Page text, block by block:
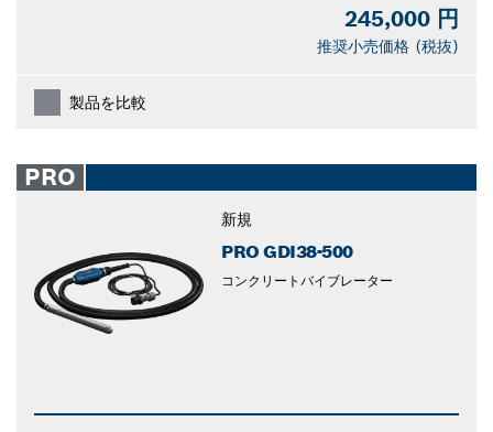
245,000 円
推奨小売価格 (税抜)
製品を比較
PRO
新規
PRO GDI38-500
コンクリートバイブレーター